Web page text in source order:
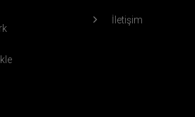
İletişim